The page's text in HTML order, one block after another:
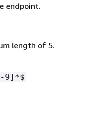
endpoint.
length of 5.
9]*$